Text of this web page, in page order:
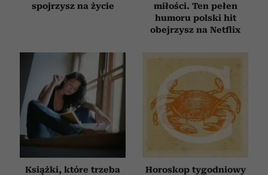
spojrzysz na życie
miłości. Ten pełen
humoru polski hit
obejrzysz na Netflix
Książki, które trzeba
Horoskop tygodniowy